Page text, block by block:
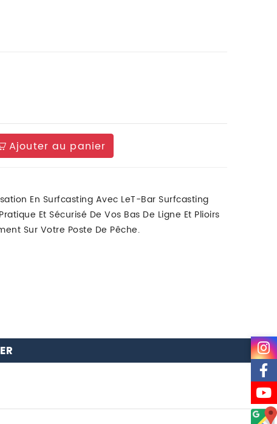
Ajouter au panier
En Surfcasting Avec LeT-Bar Surfcasting
Et Sécurisé De Vos Bas De Ligne Et Plioirs
Sur Votre Poste De Pêche.